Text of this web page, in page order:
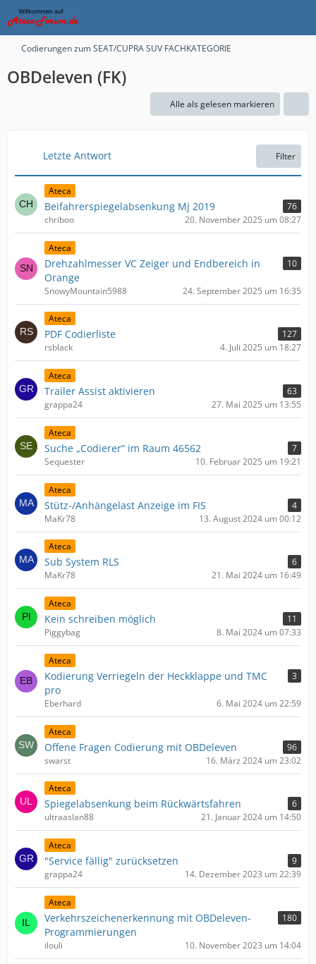
Codierungen zum SEAT/CUPRA SUV FACHKATEGORIE
OBDeleven (FK)
Alle als gelesen markieren
Letzte Antwort Filter
Ateca
Beifahrerspiegelabsenkung Mj 2019
76
chriboo
20. November 2025 um 08:27
Ateca
Drehzahlmesser VC Zeiger und Endbereich in
Orange
10
SnowyMountain5988 24. September 2025 um 16:35
Ateca
PDF Codierliste
127
rsblack
4. Juli 2025 um 18:27
Ateca
Trailer Assist aktivieren
63
grappa24
27. Mai 2025 um 13:55
Ateca
Suche „Codierer“ im Raum 46562
7
Sequester
10. Februar 2025 um 19:21
Ateca
Stütz-/Anhängelast Anzeige im FIS
4
MaKr78
13. August 2024 um 00:12
Ateca
Sub System RLS
6
MaKr78
21. Mai 2024 um 16:49
Ateca
Kein schreiben möglich
11
Piggybag
8. Mai 2024 um 07:33
Ateca
Kodierung Verriegeln der Heckklappe und TMC
pro
3
Eberhard 6. Mai 2024 um 22:59
Ateca
Offene Fragen Codierung mit OBDeleven
96
swarst
16. März 2024 um 23:02
Ateca
Spiegelabsenkung beim Rückwärtsfahren
6
ultraaslan88
21. Januar 2024 um 14:50
Ateca
"Service fällig" zurücksetzen
9
grappa24
14. Dezember 2023 um 22:39
Ateca
Verkehrszeichenerkennung mit OBDeleven-
Programmierungen
180
ilouli 10. November 2023 um 14:04